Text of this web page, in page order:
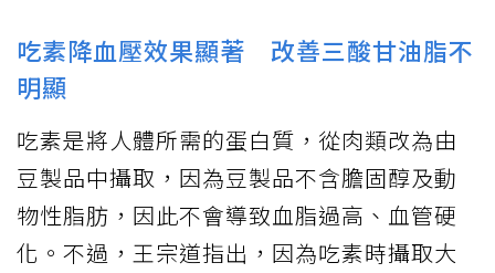
吃素降血壓效果顯著 改善三酸甘油脂不
明顯
吃素是將人體所需的蛋白質，從肉類改為由
豆製品中攝取，因為豆製品不含膽固醇及動
物性脂肪，因此不會導致血脂過高、血管硬
化。不過，王宗道指出，因為吃素時攝取大